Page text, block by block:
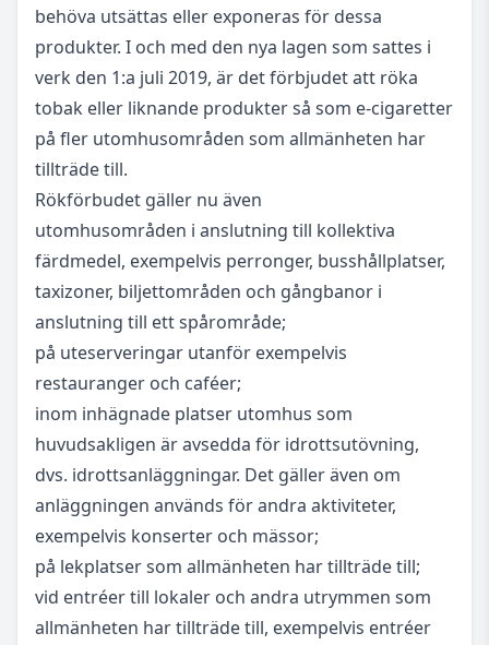
behöva utsättas eller exponeras för dessa
produkter. I och med den nya lagen som sattes i
verk den 1:a juli 2019, är det förbjudet att röka
tobak eller liknande produkter så som e-cigaretter
på fler utomhusområden som allmänheten har
tillträde till.
Rökförbudet gäller nu även
utomhusområden i anslutning till kollektiva
färdmedel, exempelvis perronger, busshållplatser,
taxizoner, biljettområden och gångbanor i
anslutning till ett spårområde;
på uteserveringar utanför exempelvis
restauranger och caféer;
inom inhägnade platser utomhus som
huvudsakligen är avsedda för idrottsutövning,
dvs. idrottsanläggningar. Det gäller även om
anläggningen används för andra aktiviteter,
exempelvis konserter och mässor;
på lekplatser som allmänheten har tillträde till;
vid entréer till lokaler och andra utrymmen som
allmänheten har tillträde till, exempelvis entréer